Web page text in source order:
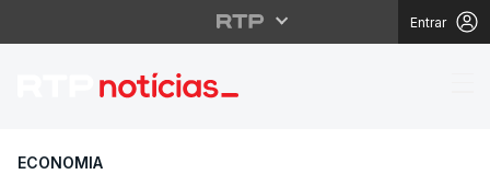
Entrar
China anuncia
ECONOMIA